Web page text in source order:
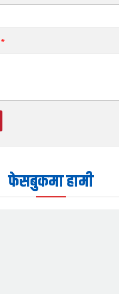
*
फेसबुकमा हामी